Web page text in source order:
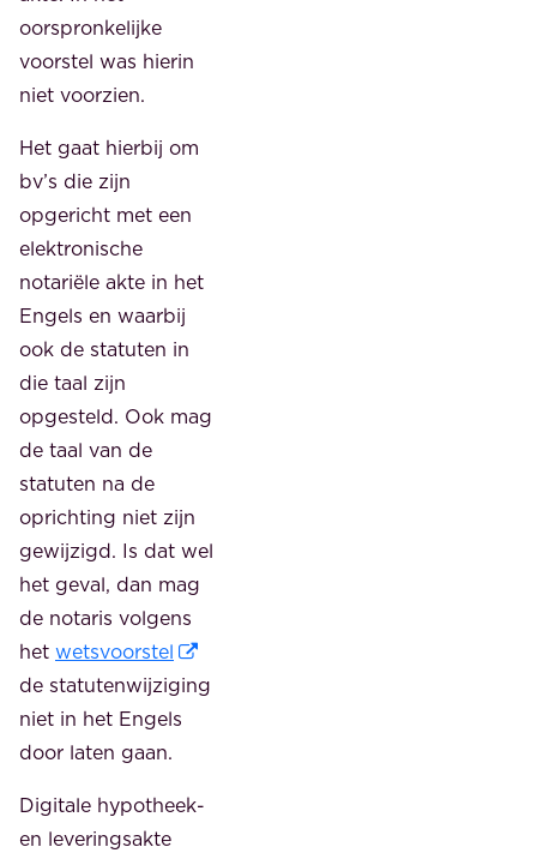
oorspronkelijke
voorstel was hierin
niet voorzien.
Het gaat hierbij om
bv’s die zijn
opgericht met een
elektronische
notariële akte in het
Engels en waarbij
ook de statuten in
die taal zijn
opgesteld. Ook mag
de taal van de
statuten na de
oprichting niet zijn
gewijzigd. Is dat wel
het geval, dan mag
de notaris volgens
het wetsvoorstel
de statutenwijziging
niet in het Engels
door laten gaan.
Digitale hypotheek-
en leveringsakte